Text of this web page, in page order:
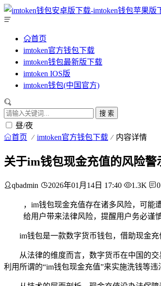
首页
imtoken官方钱包下载
imtoken钱包最新版下载
imtoken IOS版
imtoken钱包(中国官方)
搜 索
昼/夜
首页 imtoken官方钱包下载 内容详情
关于im钱包现金充值的风险警
qbadmin 2026年01月14日 17:40 1.3K 0
，im钱包现金充值存在诸多风险，可能
给用户带来法律风险，提醒用户务必谨
im钱包是一款数字货币钱包，借助现金
从法律的维度而言，数字货币在中国的
利用所谓的“im钱包现金充值”来实施洗钱等